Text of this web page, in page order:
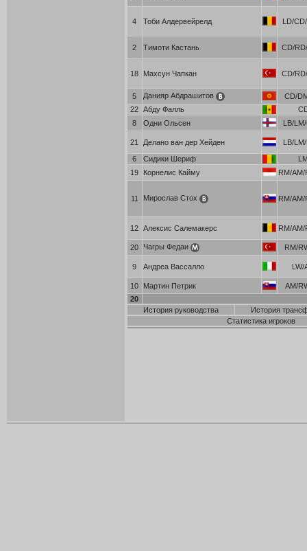
4 Тоби Алдервейрелд LD/
2 Тимоти Кастань CD/
18 Махсун Чапкан CD/
5 Данияр Абдрашитов
CD/
22 Абду Фалль
8
Одни Ольсен LB/
21 Делано ван дер Хейден
LB/
6
Сидики Шериф
19
Корнелис Кайму RM/AM/
11 Мирослав Стох RM/AM/
12 Алексис Салемакерс RM/AM/
20 Чагры Федаи RM/
9 Андреа Вассалло LW/
10 Мартин Петрик
AM/
20
История руководства
История
Статистика игроков